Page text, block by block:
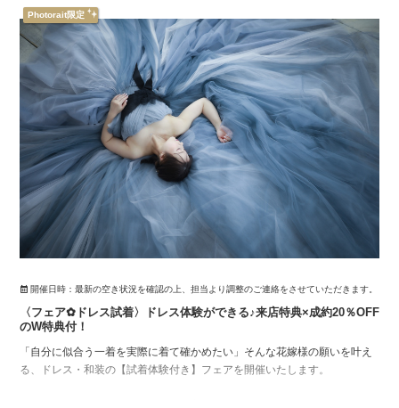
Photorait限定
開催日時： 最新の空き状況を確認の上、担当より調整のご連絡をさせていただきます。
〈フェア✿ドレス試着〉ドレス体験ができる♪来店特典×成約20％OFF
のW特典付！
「自分に似合う一着を実際に着て確かめたい」そんな花嫁様の願いを叶え
る、ドレス・和装の【試着体験付き】フェアを開催いたします。